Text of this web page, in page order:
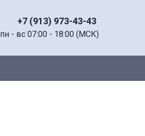
+7 (913) 973-43-43
пн - вс 07:00 - 18:00 (МСК)